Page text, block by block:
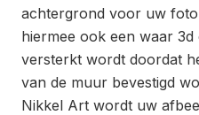
achtergrond voor uw
hiermee ook een waar
versterkt wordt doordat
van de muur bevestigd
Nikkel Art wordt uw